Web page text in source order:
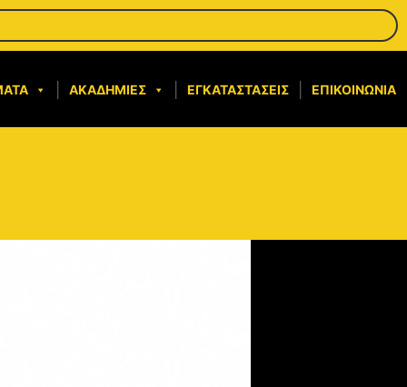
ΑΚΑΔΗΜΊΕΣ ΕΓΚΑΤΑΣΤΆΣΕΙΣ ΕΠΙΚΟΙΝΩΝΊΑ